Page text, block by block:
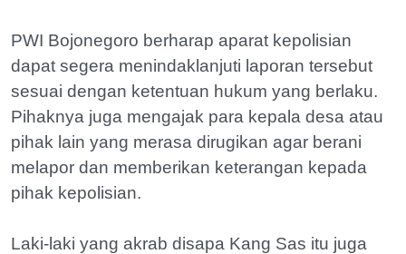
PWI Bojonegoro berharap aparat kepolisian
dapat segera menindaklanjuti laporan tersebut
sesuai dengan ketentuan hukum yang berlaku.
Pihaknya juga mengajak para kepala desa atau
pihak lain yang merasa dirugikan agar berani
melapor dan memberikan keterangan kepada
pihak kepolisian.
Laki-laki yang akrab disapa Kang Sas itu juga